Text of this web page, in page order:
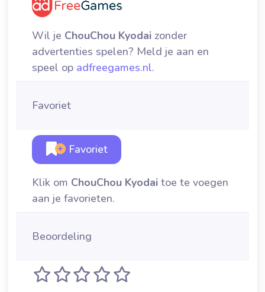
Wil je ChouChou Kyodai zonder
advertenties spelen? Meld je aan en
speel op adfreegames.nl.
Favoriet
Favoriet
Klik om ChouChou Kyodai toe te voegen
aan je favorieten.
Beoordeling